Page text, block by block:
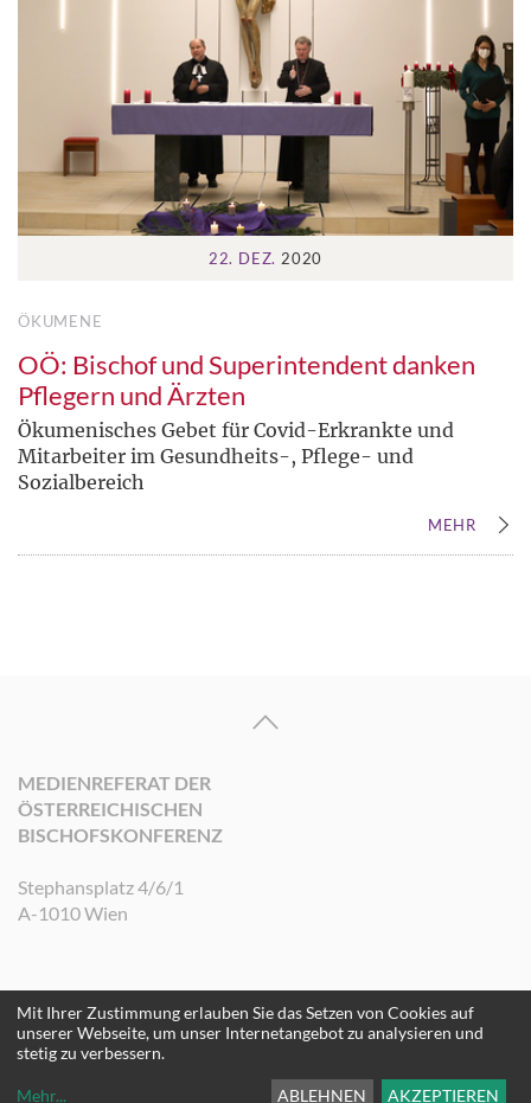
22. DEZ. 2020
ÖKUMENE
OÖ: Bischof und Superintendent danken
Pflegern und Ärzten
Ökumenisches Gebet für Covid-Erkrankte und
Mitarbeiter im Gesundheits-, Pflege- und
Sozialbereich
MEHR
MEDIENREFERAT DER
ÖSTERREICHISCHEN
BISCHOFSKONFERENZ
Stephansplatz 4/6/1
A-1010 Wien
©2026 Medienreferat der Österreichischen Bischofskonferenz. Alle Rechte
vorbehalten.
Mit Ihrer Zustimmung erlauben Sie das Setzen von Cookies auf
unserer Webseite, um unser Internetangebot zu analysieren und
stetig zu verbessern.
Mehr... ABLEHNEN AKZEPTIEREN